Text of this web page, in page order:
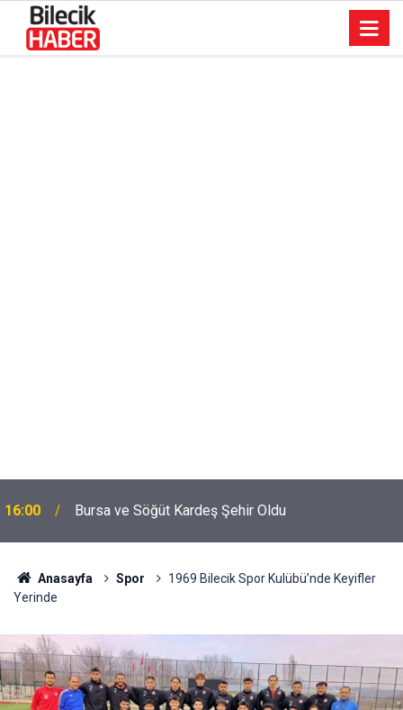
16:00 Bursa ve Söğüt Kardeş Şehir Oldu
Anasayfa Spor
1969 Bilecik Spor Kulübü’nde Keyifler
Yerinde